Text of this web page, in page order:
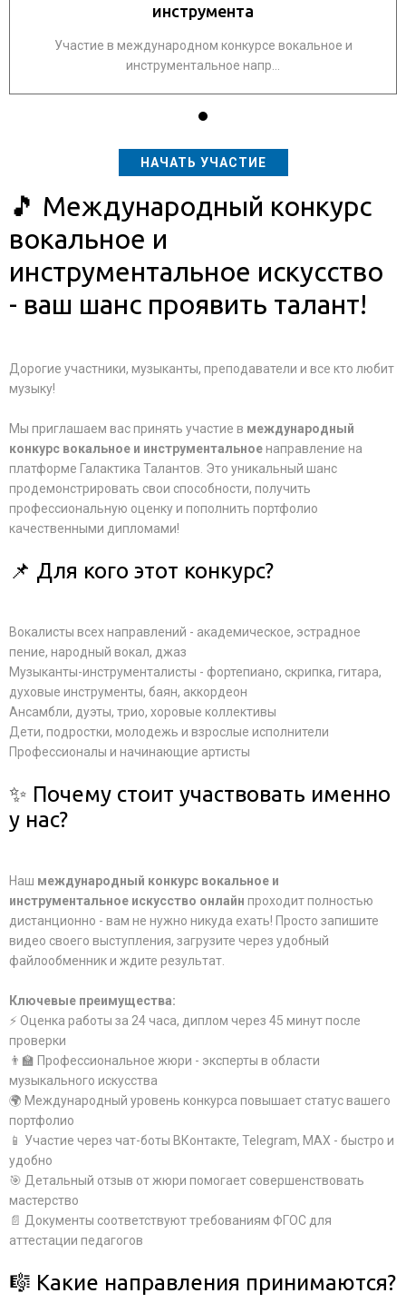
инструмента
Участие в международном конкурсе вокальное и
инструментальное напр...
НАЧАТЬ УЧАСТИЕ
🎵 Международный конкурс
вокальное и
инструментальное искусство
- ваш шанс проявить талант!
Дорогие участники, музыканты, преподаватели и все кто любит
музыку!
Мы приглашаем вас принять участие в международный
конкурс вокальное и инструментальноенаправление на
платформе Галактика Талантов. Это уникальный шанс
продемонстрировать свои способности, получить
профессиональную оценку и пополнить портфолио
качественными дипломами!
📌 Для кого этот конкурс?
Вокалисты всех направлений - академическое, эстрадное
пение, народный вокал, джаз
Музыканты-инструменталисты - фортепиано, скрипка, гитара,
духовые инструменты, баян, аккордеон
Ансамбли, дуэты, трио, хоровые коллективы
Дети, подростки, молодежь и взрослые исполнители
Профессионалы и начинающие артисты
✨ Почему стоит участвовать именно
у нас?
Наш международный конкурс вокальное и
инструментальное искусство онлайн проходит полностью
дистанционно - вам не нужно никуда ехать! Просто запишите
видео своего выступления, загрузите через удобный
файлообменник и ждите результат.
Ключевые преимущества:
⚡ Оценка работы за 24 часа, диплом через 45 минут после
проверки
👨‍🏫 Профессиональное жюри - эксперты в области
музыкального искусства
🌍 Международный уровень конкурса повышает статус вашего
портфолио
📱 Участие через чат-боты ВКонтакте, Telegram, MAX - быстро и
удобно
🎯 Детальный отзыв от жюри помогает совершенствовать
мастерство
📄 Документы соответствуют требованиям ФГОС для
аттестации педагогов
🎼 Какие направления принимаются?